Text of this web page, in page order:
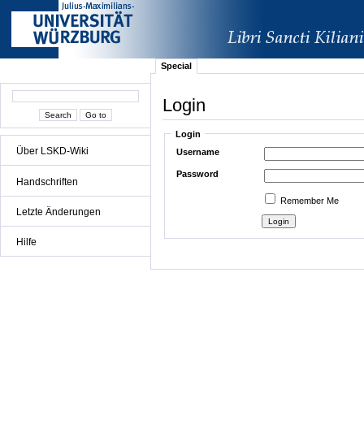
Über LSKD-Wiki
Handschriften
Letzte Änderungen
Hilfe
Special
Login
Login
Username
Password
Remember Me